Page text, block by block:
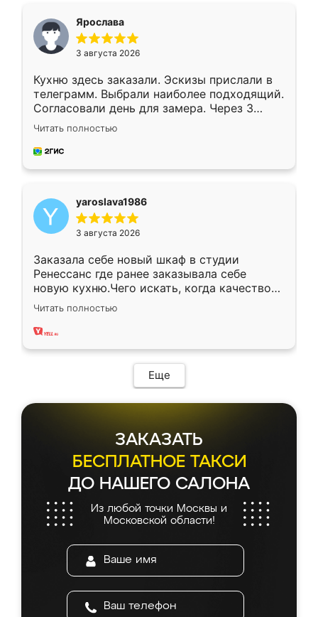
Ярослава
3 августа 2026
Кухню здесь заказали. Эскизы прислали в
телеграмм. Выбрали наиболее подходящий.
Согласовали день для замера. Через 3
недели кухня была уже готова. Остались
довольны работой. Спасибо Ренессанс
мебель за качественную работу!
Читать полностью
yaroslava1986
3 августа 2026
Заказала себе новый шкаф в студии
Ренессанс где ранее заказывала себе
новую кухню.Чего искать, когда качеством
вполне довольна. Служит кухня уже почти
два года, нареканий нет.
Читать полностью
Еще
ЗАКАЗАТЬ
БЕСПЛАТНОЕ ТАКСИ
ДО НАШЕГО САЛОНА
Из любой точки Москвы и
Московской области!